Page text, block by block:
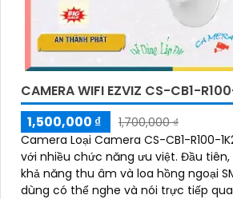
CAMERA WIFI EZVIZ CS-CB1-
1,500,000 ₫
1,700,000 ₫
Camera Loại Camera CS-CB1-R100-
với nhiều chức năng ưu việt. Đầu tiên, camera này có
khả năng thu âm và loa hồng ngoại
dùng có thể nghe và nói trực tiếp